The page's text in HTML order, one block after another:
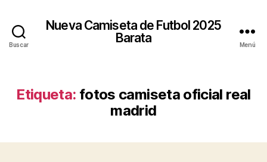
Buscar
Nueva Camiseta de Futbol 2025
Barata
Menú
Etiqueta: fotos camiseta oficial real
madrid